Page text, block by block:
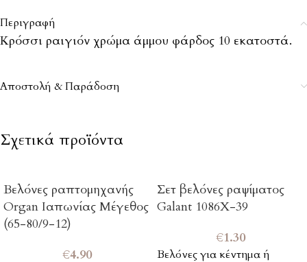
Περιγραφή
Κρόσσι ραιγιόν χρώμα άμμου φάρδος 10 εκατοστά.
Αποστολή & Παράδοση
Σχετικά προϊόντα
Βελόνες ραπτομηχανής
Organ Ιαπωνίας Μέγεθος
(65-80/9-12)
€4.90
Σετ βελόνες ραψίματος
Galant 1086Χ-39
€1.30
Βελόνες για κέντημα ή